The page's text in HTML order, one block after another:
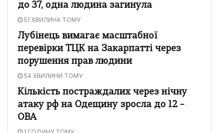
до 37, одна людина загинула
51 ХВИЛИНА ТОМУ
Лубінець вимагає масштабної
перевірки ТЦК на Закарпатті через
порушення прав людини
54 ХВИЛИНИ ТОМУ
Кількість постраждалих через нічну
атаку рф на Одещину зросла до 12 –
ОВА